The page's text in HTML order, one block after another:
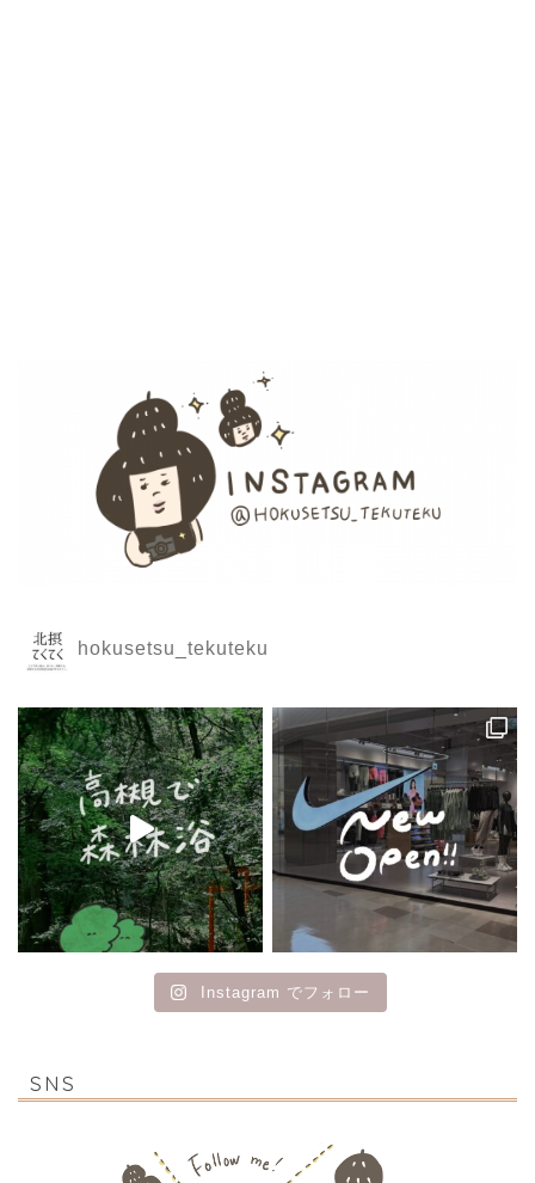
hokusetsu_tekuteku
Instagram でフォロー
SNS